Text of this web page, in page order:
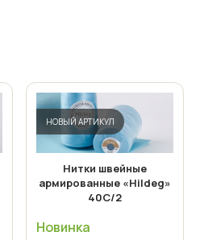
НОВЫЙ АРТИКУЛ
Нитки швейные
армированные «Hildeg»
40С/2
Новинка